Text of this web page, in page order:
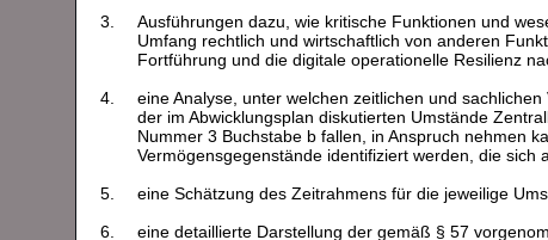
3.
Ausführungen dazu, wie kritische Funktionen und
Umfang rechtlich und wirtschaftlich von anderen
Fortführung und die digitale operationelle Resilienz
4.
eine Analyse, unter welchen zeitlichen und
der im Abwicklungsplan diskutierten Umstände
Nummer 3 Buchstabe b fallen, in Anspruch nehmen
Vermögensgegenstände identifiziert werden, die sich
5.
eine Schätzung des Zeitrahmens für die jeweilige
6.
eine detaillierte Darstellung der gemäß § 57